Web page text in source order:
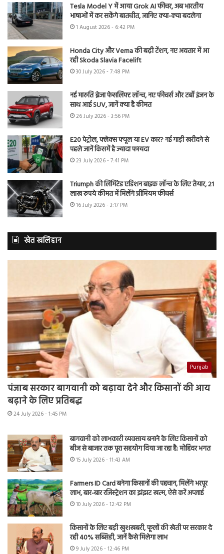
Tesla Model Y में आया Grok AI फीचर, अब भारतीय
भाषाओं में कर सकेंगे बातचीत, जानिए क्या-क्या बदलेगा
1 August 2026 - 6:42 PM
Honda City और Verna की बढ़ी टेंशन, नए अवतार में आ
रही Skoda Slavia Facelift
30 July 2026 - 7:48 PM
नई मारुति ब्रेजा फेसलिफ्ट लॉन्च, नए फीचर्स और टर्बो इंजन के
साथ आई SUV, जानें क्या है कीमत
26 July 2026 - 3:56 PM
E20 पेट्रोल, फ्लेक्स फ्यूल या EV कार? नई गाड़ी खरीदने से
पहले जानें किसमें है ज्यादा फायदा
23 July 2026 - 7:41 PM
Triumph की लिमिटेड एडिशन बाइक लॉन्च के लिए तैयार, 21
लाख रुपये कीमत में मिलेंगे प्रीमियम फीचर्स
16 July 2026 - 3:17 PM
खेत खलिहान
Punjab
पंजाब सरकार बागवानी को बढ़ावा देने और किसानों की आय
बढ़ाने के लिए प्रतिबद्ध
24 July 2026 - 1:45 PM
बागवानी को लाभकारी व्यवसाय बनाने के लिए किसानों को
बीज से बाजार तक पूरा सहयोग दिया जा रहा है: मोहिंदर भगत
15 July 2026 - 11:43 AM
Farmers ID Card बनेगा किसानों की पहचान, मिलेंगे भरपूर
लाभ, बार-बार रजिस्ट्रेशन का झंझट खत्म, ऐसे करें अप्लाई
10 July 2026 - 12:42 PM
किसानों के लिए बड़ी खुशखबरी, फूलों की खेती पर सरकार दे
रही 40% सब्सिडी, जानें कैसे मिलेगा लाभ
9 July 2026 - 12:46 PM